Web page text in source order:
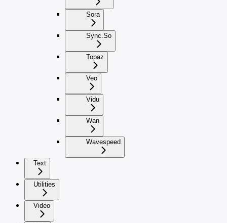
Sora
Sync.So
Topaz
Veo
Vidu
Wan
Wavespeed
Text
Utilities
Video